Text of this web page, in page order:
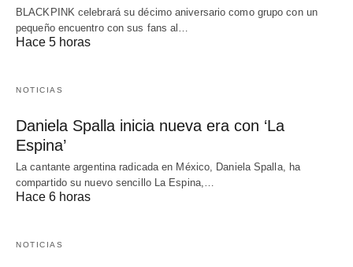
BLACKPINK celebrará su décimo aniversario como grupo con un
pequeño encuentro con sus fans al…
Hace 5 horas
NOTICIAS
Daniela Spalla inicia nueva era con ‘La
Espina’
La cantante argentina radicada en México, Daniela Spalla, ha
compartido su nuevo sencillo La Espina,…
Hace 6 horas
NOTICIAS